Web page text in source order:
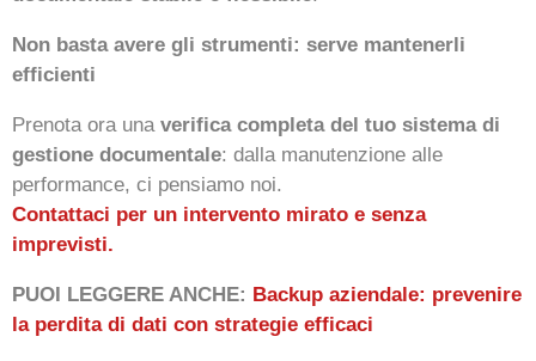
Non basta avere gli strumenti: serve mantenerli
efficienti
Prenota ora una verifica completa del tuo sistema di
gestione documentale: dalla manutenzione alle
performance, ci pensiamo noi.
Contattaci per un intervento mirato e senza
imprevisti.
PUOI LEGGERE ANCHE: Backup aziendale: prevenire
la perdita di dati con strategie efficaci